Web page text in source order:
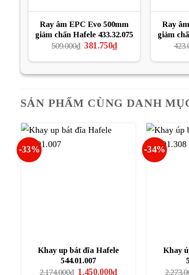
Ray âm EPC Evo 500mm
giảm chấn Hafele 433.32.075
509.000₫ Giá
là:
381.750₫Giá
hiện
tại
381.750₫.
Ray
giảm
SẢN PHẨM CÙNG DANH
-33%
Khay up bát đĩa Hafele
544.01.007
2.174.000₫ Giá
1.450.000₫Giá
-34%
Khay